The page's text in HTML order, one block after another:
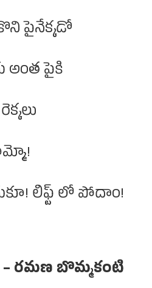
పైనేక్కడో
అంత పైకి
లిఫ్ట్ లో పోదాం!
– రమణ బొమ్మకంటి